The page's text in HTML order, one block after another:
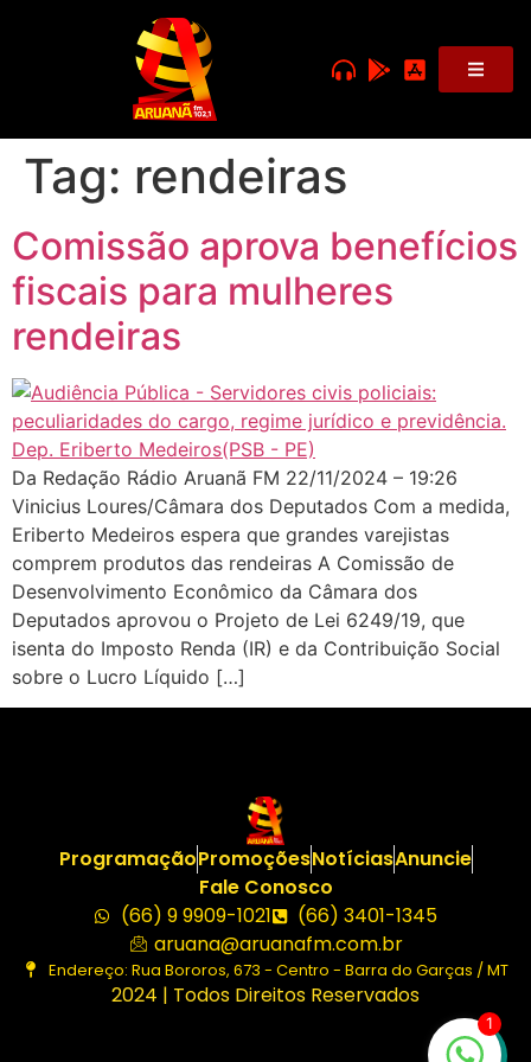
Tag: rendeiras
Comissão aprova benefícios
fiscais para mulheres
rendeiras
Da Redação Rádio Aruanã FM 22/11/2024 – 19:26
Vinicius Loures/Câmara dos Deputados Com a medida,
Eriberto Medeiros espera que grandes varejistas
comprem produtos das rendeiras A Comissão de
Desenvolvimento Econômico da Câmara dos
Deputados aprovou o Projeto de Lei 6249/19, que
isenta do Imposto Renda (IR) e da Contribuição Social
sobre o Lucro Líquido […]
ProgramaçãoPromoçõesNotíciasAnuncie
Fale Conosco
(66) 9 9909-1021
(66) 3401-1345
aruana@aruanafm.com.br
Endereço: Rua Bororos, 673 - Centro - Barra do Garças / MT
2024 | Todos Direitos Reservados
1